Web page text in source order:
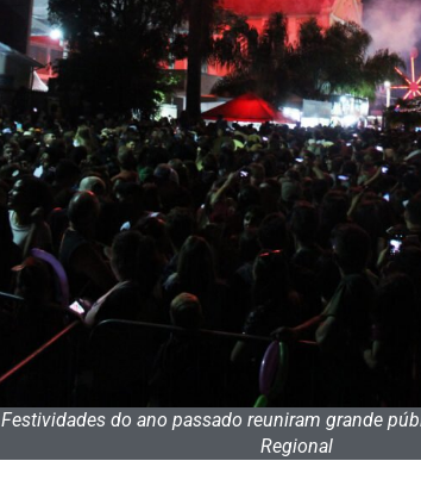
Festividades do ano passado reuniram grande
Regional